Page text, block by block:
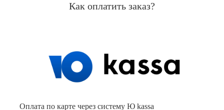
Как оплатить заказ?
Оплата по карте через систему Ю kassa